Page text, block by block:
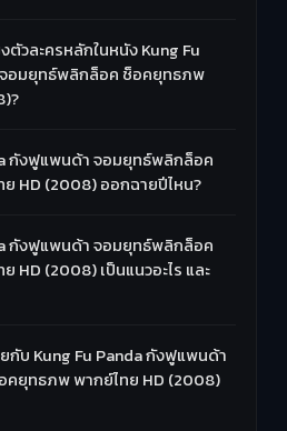
ตัวละครหลักในหนัง Kung Fu
อมยุทธ์พลิกล็อค ช็อคยุทธภพ
กังฟูแพนด้า จอมยุทธ์พลิกล็อค
HD (2008) ออกฉายปีไหน?
กังฟูแพนด้า จอมยุทธ์พลิกล็อค
HD (2008) เป็นแนวอะไร และ
กับ Kung Fu Panda กังฟูแพนด้า
ยุทธภพ พากย์ไทย HD (2008)